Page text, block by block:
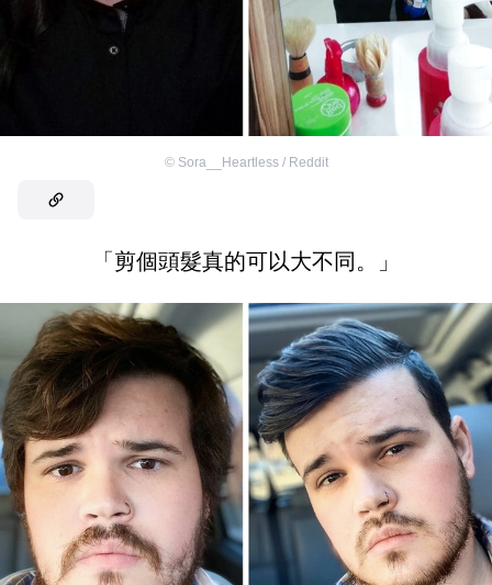
© Sora__Heartless / Reddit
「剪個頭髮真的可以大不同。」